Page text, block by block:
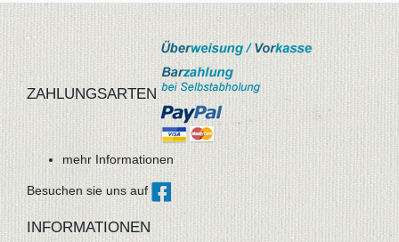
ZAHLUNGSARTEN
mehr Informationen
Besuchen sie uns auf
INFORMATIONEN